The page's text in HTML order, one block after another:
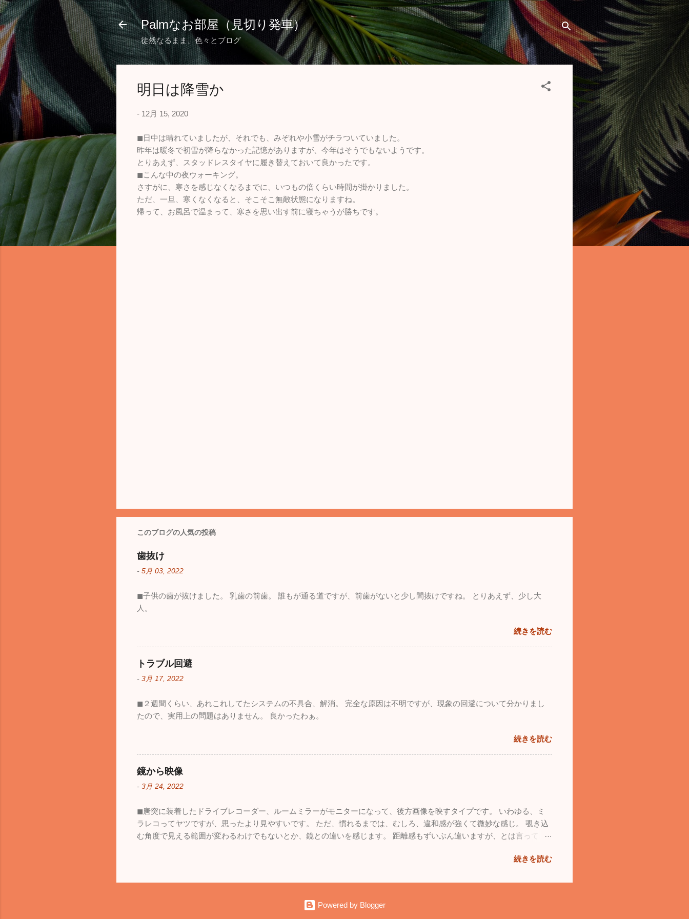
スキップしてメイン コンテンツに移動
Palmなお部屋（見切り発車）
徒然なるまま、色々とブログ
明日は降雪か
- 12月 15, 2020
◼︎日中は晴れていましたが、それでも、みぞれや小雪がチラついていました。
昨年は暖冬で初雪が降らなかった記憶がありますが、今年はそうでもないようです。
とりあえず、スタッドレスタイヤに履き替えておいて良かったです。
◼︎こんな中の夜ウォーキング。
さすがに、寒さを感じなくなるまでに、いつもの倍くらい時間が掛かりました。
ただ、一旦、寒くなくなると、そこそこ無敵状態になりますね。
帰って、お風呂で温まって、寒さを思い出す前に寝ちゃうが勝ちです。
このブログの人気の投稿
歯抜け
- 5月 03, 2022
◼︎子供の歯が抜けました。 乳歯の前歯。 誰もが通る道ですが、前歯がないと少し間抜けですね。 とりあえず、少し大
人。
続きを読む
トラブル回避
- 3月 17, 2022
◼︎２週間くらい、あれこれしてたシステムの不具合、解消。 完全な原因は不明ですが、現象の回避について分かりまし
たので、実用上の問題はありません。 良かったわぁ。
続きを読む
鏡から映像
- 3月 24, 2022
◼︎唐突に装着したドライブレコーダー、ルームミラーがモニターになって、後方画像を映すタイプです。 いわゆる、ミ
ラレコってヤツですが、思ったより見やすいです。 ただ、慣れるまでは、むしろ、違和感が強くて微妙な感じ。 覗き込
む角度で見える範囲が変わるわけでもないとか、鏡との違いを感じます。 距離感もずいぶん違いますが、とは言って
続きを読む
Powered by Blogger